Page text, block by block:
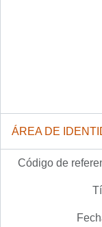
ÁREA DE
Código de